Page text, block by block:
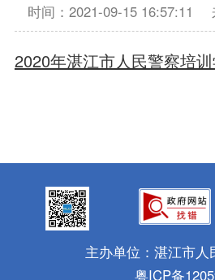
时间：2021-09-15 16:57:11
2020年湛江市人民警察培
主办单位：湛江市人
粤ICP备